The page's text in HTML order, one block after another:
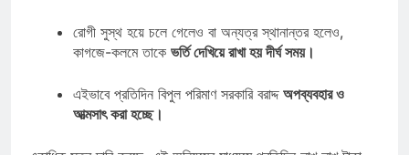
রোগী সুস্থ হয়ে চলে গেলেও বা অন্যত্র স্থানান্তর হলেও,
কাগজে-কলমে তাকে ভর্তি দেখিয়ে রাখা হয় দীর্ঘ সময়।
এইভাবে প্রতিদিন বিপুল পরিমাণ সরকারি বরাদ্দ অপব্যবহার ও
আত্মসাৎ করা হচ্ছে।